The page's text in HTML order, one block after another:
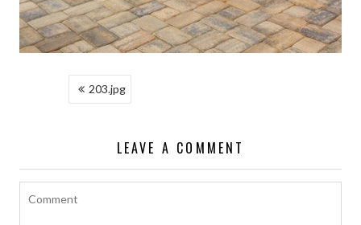
NAWIGACJA
203.jpg
LEAVE A COMMENT